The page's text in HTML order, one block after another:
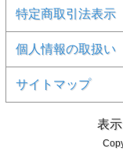
特定商取引法表示
個人情報の取扱い
サイトマップ
表